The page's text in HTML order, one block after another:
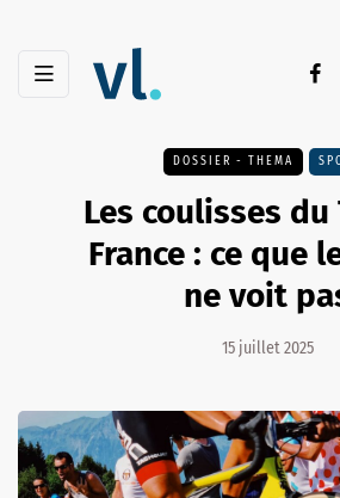
DOSSIER - THEMA
Les coulisses du
France : ce que
ne voit
15 juillet 2025